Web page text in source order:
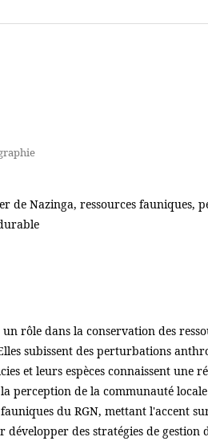
de Nazinga, ressources fauniques,
rôle dans la conservation des
subissent des perturbations
et leurs espèces connaissent une
perception de la communauté
du RGN, mettant l'accent
développer des stratégies de gestion